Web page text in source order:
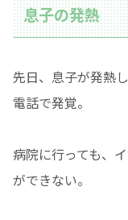
息子の発熱
先日、息子が発熱
電話で発覚。
病院に行っても、
ができない。